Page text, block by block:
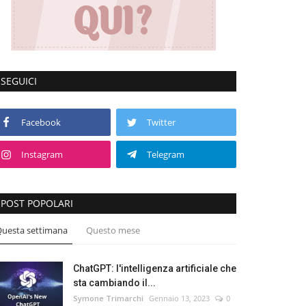
SEGUICI
Facebook Twitter
Instagram Telegram
POST POPOLARI
settimana Questo mese
ChatGPT: l'intelligenza artificiale che
sta cambiando il...
Symone Trimarchi Gennaio 13, 2023 0